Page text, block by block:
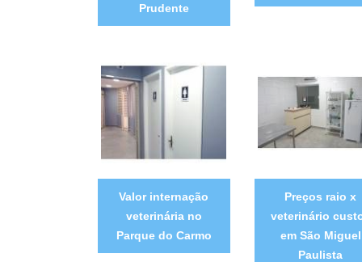
Prudente
Valor internação
veterinária no
Parque do Carmo
Preços raio x
veterinário
em São Miguel
Paulista